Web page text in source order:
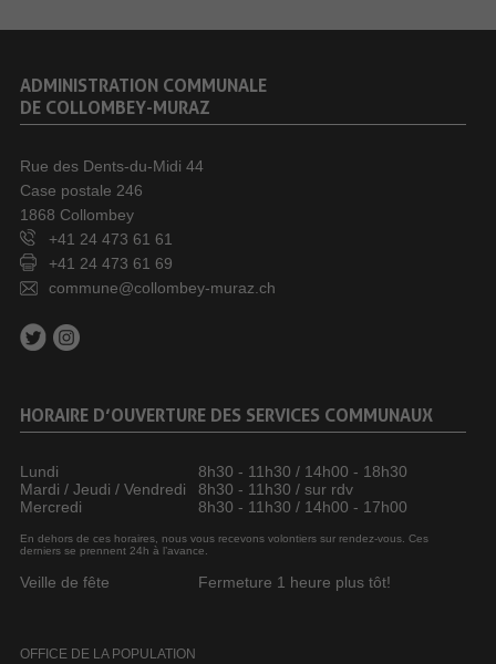
ADMINISTRATION COMMUNALE
DE COLLOMBEY-MURAZ
Rue des Dents-du-Midi 44
Case postale 246
1868 Collombey
+41 24 473 61 61
+41 24 473 61 69
commune@collombey-muraz.ch
HORAIRE D’OUVERTURE DES SERVICES COMMUNAUX
Lundi
8h30 - 11h30 / 14h00 - 18h30
Mardi / Jeudi / Vendredi
8h30 - 11h30 / sur rdv
Mercredi
8h30 - 11h30 / 14h00 - 17h00
En dehors de ces horaires, nous vous recevons volontiers sur rendez-vous. Ces
derniers se prennent 24h à l’avance.
Veille de fête Fermeture 1 heure plus tôt!
OFFICE DE LA POPULATION